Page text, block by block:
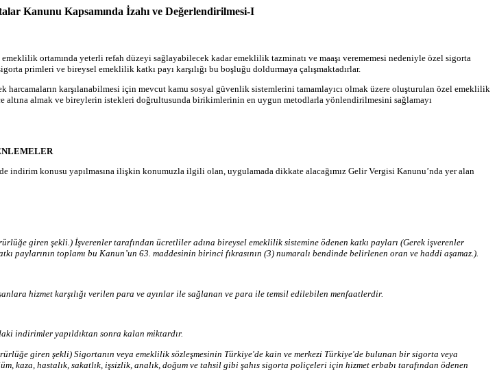
Kanunu Kapsamında İzahı ve Değerlendirilmesi-I
ortamında yeterli refah düzeyi sağlayabilecek kadar emeklilik tazminatı ve maaşı verememesi nedeniyle özel sigorta
primleri ve bireysel emeklilik katkı payı karşılığı bu boşluğu doldurmaya çalışmaktadırlar.
karşılanabilmesi için mevcut kamu sosyal güvenlik sistemlerini tamamlayıcı olmak üzere oluşturulan özel emeklilik
altına almak ve bireylerin istekleri doğrultusunda birikimlerinin en uygun metodlarla yönlendirilmesini sağlamayı
konusu yapılmasına ilişkin konumuzla ilgili olan, uygulamada dikkate alacağımız Gelir Vergisi Kanunu’nda yer alan
giren şekli.) İşverenler tarafından ücretliler adına bireysel emeklilik sistemine ödenen katkı payları (Gerek işverenler
paylarının toplamı bu Kanun’un 63. maddesinin birinci fıkrasının (3) numaralı bendinde belirlenen oran ve haddi aşamaz.).
hizmet karşılığı verilen para ve ayınlar ile sağlanan ve para ile temsil edilebilen menfaatlerdir.
indirimler yapıldıktan sonra kalan miktardır.
giren şekli) Sigortanın veya emeklilik sözleşmesinin Türkiye'de kain ve merkezi Türkiye'de bulunan bir sigorta veya
kaza, hastalık, sakatlık, işsizlik, analık, doğum ve tahsil gibi şahıs sigorta poliçeleri için hizmet erbabı tarafından ödenen